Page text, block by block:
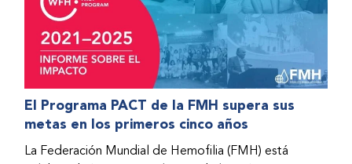
Humanitaria salvo su vida.
El Programa PACT de la FMH supera sus
metas en los primeros cinco años
La Federación Mundial de Hemofilia (FMH) está